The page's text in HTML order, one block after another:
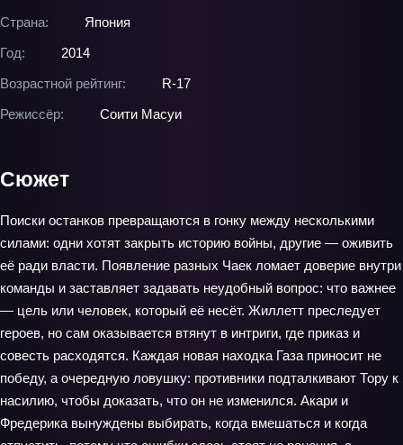
Страна:
Япония
Год:
2014
Возрастной рейтинг:
R-17
Режиссёр:
Соити Масуи
Сюжет
Поиски останков превращаются в гонку между несколькими
силами: одни хотят закрыть историю войны, другие — оживить
её ради власти. Появление разных Чаек ломает доверие внутри
команды и заставляет задавать неудобный вопрос: что важнее
— цель или человек, который её несёт. Жиллетт преследует
героев, но сам оказывается втянут в интриги, где приказ и
совесть расходятся. Каждая новая находка Газа приносит не
победу, а очередную ловушку: противники подталкивают Тору к
насилию, чтобы доказать, что он не изменился. Акари и
Фредерика вынуждены выбирать, когда вмешаться и когда